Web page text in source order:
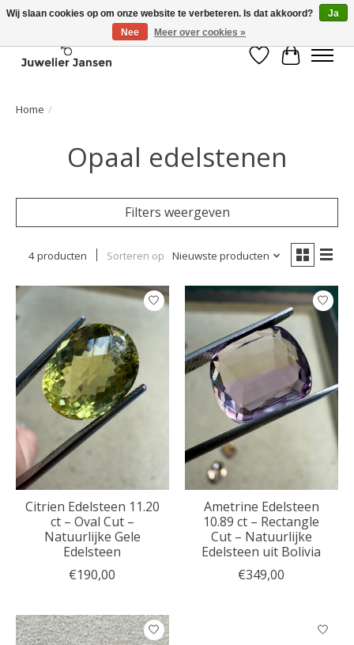
Verlanglijst
Home /
Opaal edelstenen
Filters weergeven
4 producten Sorteren op Nieuwste producten
Citrien Edelsteen 11.20
ct – Oval Cut –
Natuurlijke Gele
Edelsteen
€190,00
Ametrine Edelsteen
10.89 ct – Rectangle
Cut – Natuurlijke
Edelsteen uit Bolivia
€349,00
Wij slaan cookies op om onze website te verbeteren. Is dat akkoord?
Ja
Nee
Meer over cookies »